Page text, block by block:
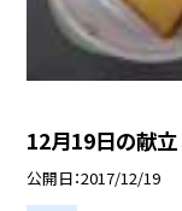
12月19日の献
公開日 2017/12/19